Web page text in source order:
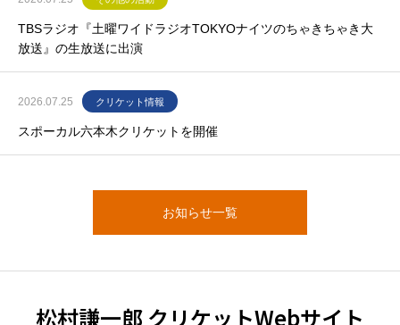
TBSラジオ『土曜ワイドラジオTOKYOナイツのちゃきちゃき大
放送』の生放送に出演
2026.07.25 クリケット情報
スポーカル六本木クリケットを開催
お知らせ一覧
松村謙一郎 クリケットWebサイト